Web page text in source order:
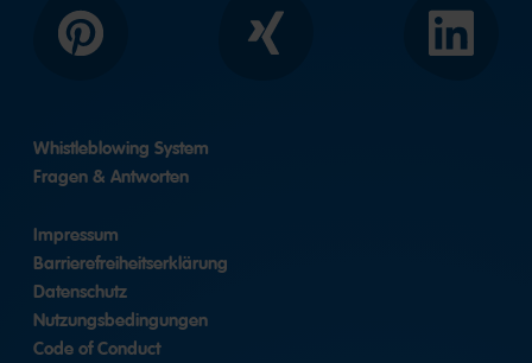
Pinterest Xing LinkedIn
Whistleblowing System
Fragen & Antworten
Impressum
Barrierefreiheitserklärung
Datenschutz
Nutzungsbedingungen
Code of Conduct